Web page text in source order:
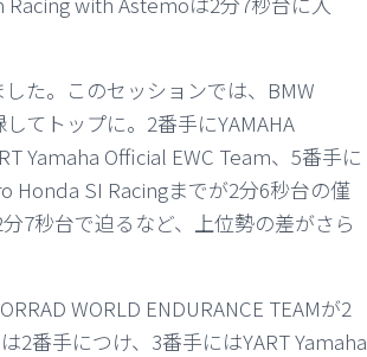
た。このセッションでは、BMW
してトップに。2番手にYAMAHA
Yamaha Official EWC Team、5番手に
Honda SI Racingまでが2分6秒台の僅
7秒台で迫るなど、上位勢の差がさら
WORLD ENDURANCE TEAMが2
2番手につけ、3番手にはYART Yamaha